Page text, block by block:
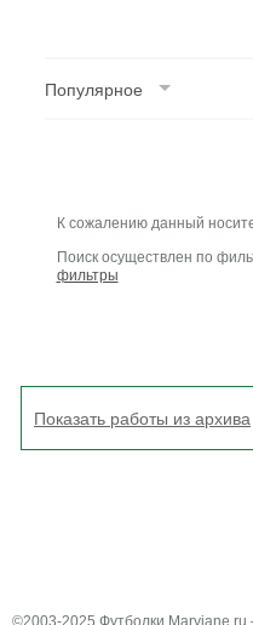
Популярное
К сожалению данный
Поиск осуществлен по
фильтры
Показать работы из архива